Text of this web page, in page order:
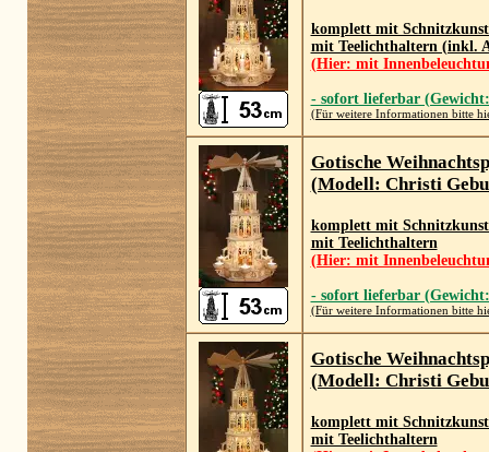
komplett mit
mit Teelichthaltern (inkl.
(Hier: mit
- sofort lieferbar
(Für weitere Informationen bitte
Gotische
(Modell: Christi
komplett mit
mit Teelichthaltern
(Hier: mit
- sofort lieferbar
(Für weitere Informationen bitte
Gotische
(Modell: Christi
komplett mit
mit Teelichthaltern